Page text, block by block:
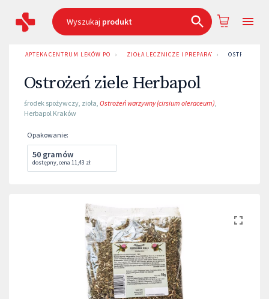
Wyszukaj produkt
APTEKA CENTRUM LEKÓW POZNAŃ
› ZIOŁA LECZNICZE I PREPARATY ZIOŁOWE
› OSTROŻEŃ
Ostrożeń ziele Herbapol
środek spożywczy, zioła, Ostrożeń warzywny (cirsium oleraceum),
Herbapol Kraków
Opakowanie:
50 gramów
dostępny,cena 11,43 zł